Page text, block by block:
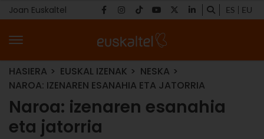
Joan Euskaltel ES EU
HASIERA EUSKAL IZENAK
NESKA
NAROA: IZENAREN ESANAHIA ETA JATORRIA
Naroa: izenaren esanahia
eta jatorria